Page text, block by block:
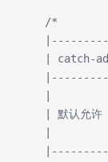
    /*
| catch-
| 默认允许